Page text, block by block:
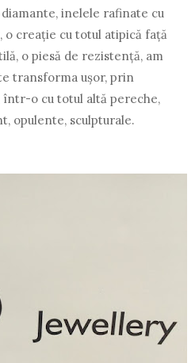
inelele rafinate cu
creaţie cu totul atipică faţă
o piesă de rezistenţă, am
transforma uşor, prin
o cu totul altă pereche,
opulente, sculpturale.